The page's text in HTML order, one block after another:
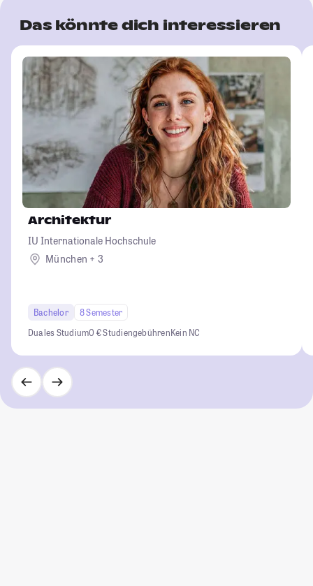
Das könnte dich interessieren
Architektur
IU Internationale Hochschule
München + 3
Bachelor
8 Semester
Duales Studium0 € StudiengebührenKein NC